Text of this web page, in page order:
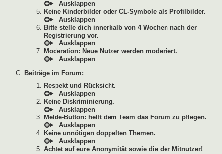
Keine Kinderbilder oder CL-Symbole als Profilbilder.
Bitte stelle dich innerhalb von 4 Wochen nach der
Registrierung vor.
Moderation: Neue Nutzer werden moderiert.
Beiträge im Forum:
Respekt und Rücksicht.
Keine Diskriminierung.
Melde-Button: helft dem Team das Forum zu pflegen.
Keine unnötigen doppelten Themen.
Achtet auf eure Anonymität sowie die der Mitnutzer!